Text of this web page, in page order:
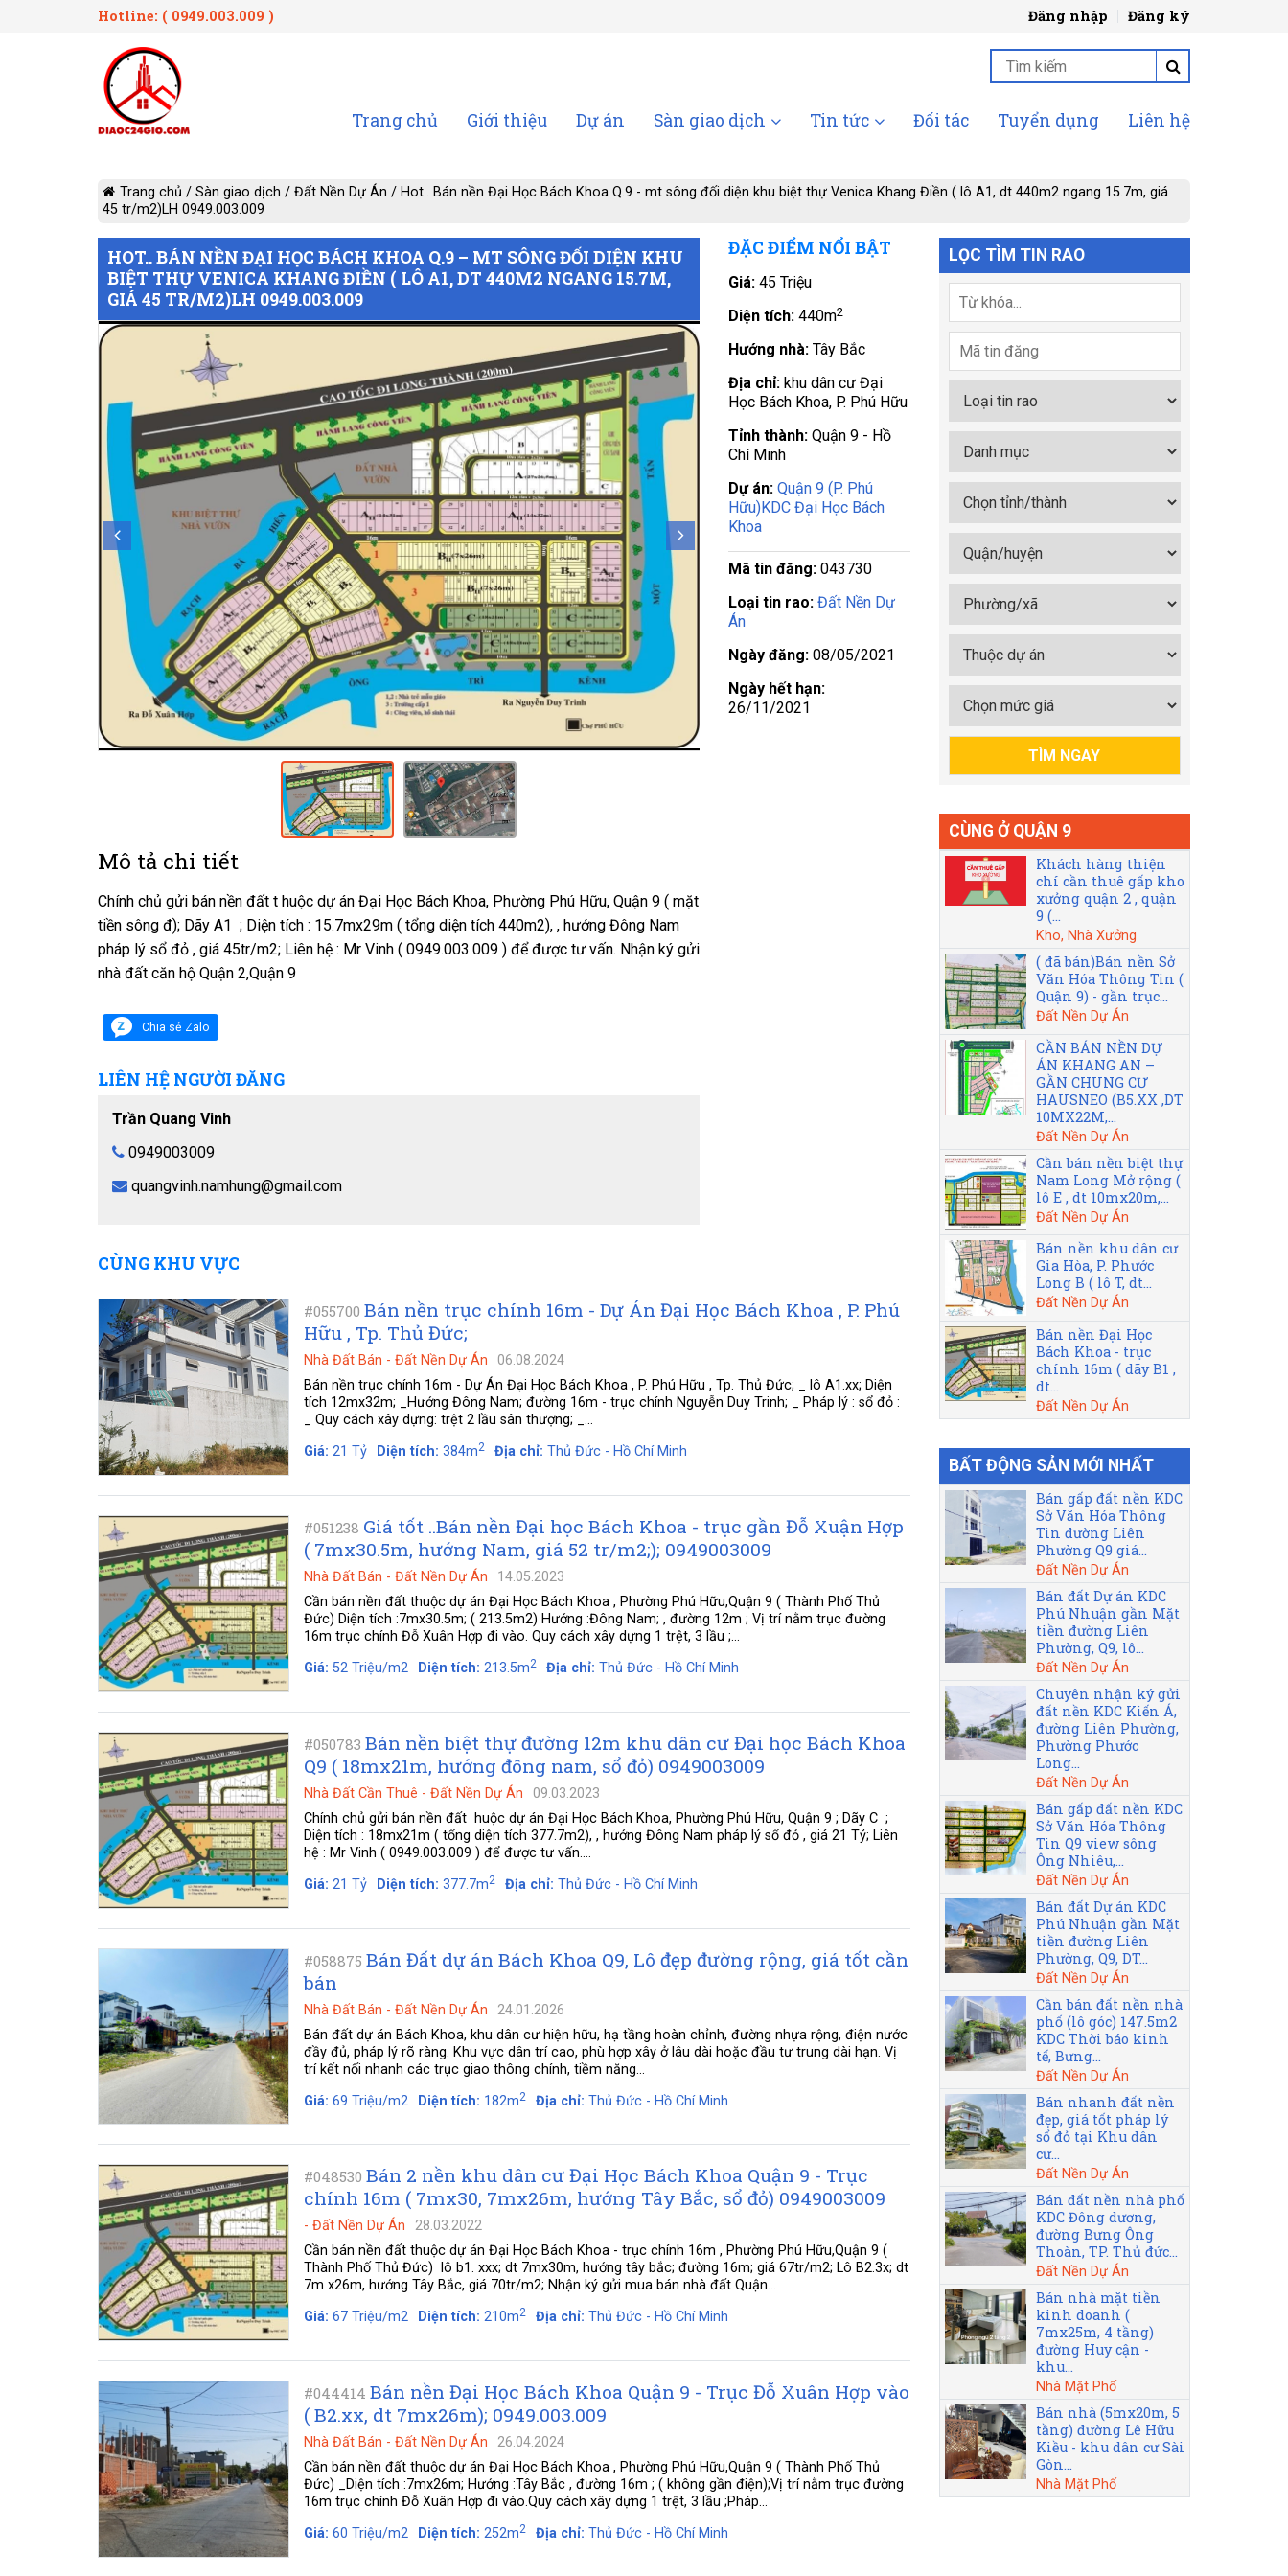
Hotline: ( 0949.003.009 ) Đăng nhập Đăng ký
Trang chủ Giới thiệu Dự án Sàn giao dịch Tin tức Đối tác Tuyển dụng Liên hệ
Trang chủ / Sàn giao dịch / Đất Nền Dự Án / Hot.. Bán nền Đại Học Bách Khoa Q.9 - mt sông đối diện khu biệt thự Venica Khang Điền ( lô A1, dt 440m2 ngang 15.7m, giá
45 tr/m2)LH 0949.003.009
HOT.. BÁN NỀN ĐẠI HỌC BÁCH KHOA Q.9 – MT SÔNG ĐỐI DIỆN KHU
BIỆT THỰ VENICA KHANG ĐIỀN ( LÔ A1, DT 440M2 NGANG 15.7M,
GIÁ 45 TR/M2)LH 0949.003.009
Mô tả chi tiết
Chính chủ gửi bán nền đất t huộc dự án Đại Học Bách Khoa, Phường Phú Hữu, Quận 9 ( mặt
tiền sông đ); Dãy A1 ; Diện tích : 15.7mx29m ( tổng diện tích 440m2), , hướng Đông Nam
pháp lý sổ đỏ , giá 45tr/m2; Liên hệ : Mr Vinh ( 0949.003.009 ) để được tư vấn. Nhận ký gửi
nhà đất căn hộ Quận 2,Quận 9
Chia sẻ Zalo
LIÊN HỆ NGƯỜI ĐĂNG
Trần Quang Vinh
0949003009
quangvinh.namhung@gmail.com
ĐẶC ĐIỂM NỔI BẬT
Giá:45 Triệu
Diện tích:440m2
Hướng nhà:Tây Bắc
Địa chỉ: khu dân cư Đại
Học Bách Khoa, P. Phú Hữu
Tỉnh thành:Quận 9 - Hồ
Chí Minh
Dự án:Quận 9 (P. Phú
Hữu)KDC Đại Học Bách
Khoa
Mã tin đăng:043730
Loại tin rao:Đất Nền Dự
Án
Ngày đăng:08/05/2021
Ngày hết hạn:
26/11/2021
CÙNG KHU VỰC
#055700 Bán nền trục chính 16m - Dự Án Đại Học Bách Khoa , P. Phú
Hữu , Tp. Thủ Đức;
Nhà Đất Bán - Đất Nền Dự Án
06.08.2024
Bán nền trục chính 16m - Dự Án Đại Học Bách Khoa , P. Phú Hữu , Tp. Thủ Đức; _ lô A1.xx; Diện
tích 12mx32m; _Hướng Đông Nam; đường 16m - trục chính Nguyễn Duy Trinh; _ Pháp lý : sổ đỏ :
_ Quy cách xây dựng: trệt 2 lầu sân thượng; _...
Giá: 21 Tỷ Diện tích: 384m2 Địa chỉ: Thủ Đức - Hồ Chí Minh
#051238 Giá tốt ..Bán nền Đại học Bách Khoa - trục gần Đỗ Xuận Hợp
( 7mx30.5m, hướng Nam, giá 52 tr/m2;); 0949003009
Nhà Đất Bán - Đất Nền Dự Án
14.05.2023
Cần bán nền đất thuộc dự án Đại Học Bách Khoa , Phường Phú Hữu,Quận 9 ( Thành Phố Thủ
Đức) Diện tích :7mx30.5m; ( 213.5m2) Hướng :Đông Nam; , đường 12m ; Vị trí nằm trục đường
16m trục chính Đỗ Xuân Hợp đi vào. Quy cách xây dựng 1 trệt, 3 lầu ;...
Giá: 52 Triệu/m2 Diện tích: 213.5m2 Địa chỉ: Thủ Đức - Hồ Chí Minh
#050783 Bán nền biệt thự đường 12m khu dân cư Đại học Bách Khoa
Q9 ( 18mx21m, hướng đông nam, sổ đỏ) 0949003009
Nhà Đất Cần Thuê - Đất Nền Dự Án
09.03.2023
Chính chủ gửi bán nền đất huộc dự án Đại Học Bách Khoa, Phường Phú Hữu, Quận 9 ; Dãy C ;
Diện tích : 18mx21m ( tổng diện tích 377.7m2), , hướng Đông Nam pháp lý sổ đỏ , giá 21 Tỷ; Liên
hệ : Mr Vinh ( 0949.003.009 ) để được tư vấn....
Giá: 21 Tỷ Diện tích: 377.7m2 Địa chỉ: Thủ Đức - Hồ Chí Minh
#058875 Bán Đất dự án Bách Khoa Q9, Lô đẹp đường rộng, giá tốt cần
bán
Nhà Đất Bán - Đất Nền Dự Án
24.01.2026
Bán đất dự án Bách Khoa, khu dân cư hiện hữu, hạ tầng hoàn chỉnh, đường nhựa rộng, điện nước
đầy đủ, pháp lý rõ ràng. Khu vực dân trí cao, phù hợp xây ở lâu dài hoặc đầu tư trung dài hạn. Vị
trí kết nối nhanh các trục giao thông chính, tiềm năng...
Giá: 69 Triệu/m2 Diện tích: 182m2 Địa chỉ: Thủ Đức - Hồ Chí Minh
#048530 Bán 2 nền khu dân cư Đại Học Bách Khoa Quận 9 - Trục
chính 16m ( 7mx30, 7mx26m, hướng Tây Bắc, sổ đỏ) 0949003009
- Đất Nền Dự Án
28.03.2022
Cần bán nền đất thuộc dự án Đại Học Bách Khoa - trục chính 16m , Phường Phú Hữu,Quận 9 (
Thành Phố Thủ Đức) lô b1. xxx; dt 7mx30m, hướng tây bắc; đường 16m; giá 67tr/m2; Lô B2.3x; dt
7m x26m, hướng Tây Bắc, giá 70tr/m2; Nhận ký gửi mua bán nhà đất Quận...
Giá: 67 Triệu/m2 Diện tích: 210m2 Địa chỉ: Thủ Đức - Hồ Chí Minh
#044414 Bán nền Đại Học Bách Khoa Quận 9 - Trục Đỗ Xuân Hợp vào
( B2.xx, dt 7mx26m); 0949.003.009
Nhà Đất Bán - Đất Nền Dự Án
26.04.2024
Cần bán nền đất thuộc dự án Đại Học Bách Khoa , Phường Phú Hữu,Quận 9 ( Thành Phố Thủ
Đức) _Diện tích :7mx26m; Hướng :Tây Bắc , đường 16m ; ( không gần điện);Vị trí nằm trục đường
16m trục chính Đỗ Xuân Hợp đi vào.Quy cách xây dựng 1 trệt, 3 lầu ;Pháp...
Giá: 60 Triệu/m2 Diện tích: 252m2 Địa chỉ: Thủ Đức - Hồ Chí Minh
LỌC TÌM TIN RAO
CÙNG Ở QUẬN 9
Khách hàng thiện
chí cần thuê gấp kho
xưởng quận 2 , quận
9 (...
Kho, Nhà Xưởng
( đã bán)Bán nền Sở
Văn Hóa Thông Tin (
Quận 9) - gần trục...
Đất Nền Dự Án
CẦN BÁN NỀN DỰ
ÁN KHANG AN –
GẦN CHUNG CƯ
HAUSNEO (B5.XX ,DT
10MX22M,...
Đất Nền Dự Án
Cần bán nền biệt thự
Nam Long Mở rộng (
lô E , dt 10mx20m,...
Đất Nền Dự Án
Bán nền khu dân cư
Gia Hòa, P. Phước
Long B ( lô T, dt...
Đất Nền Dự Án
Bán nền Đại Học
Bách Khoa - trục
chính 16m ( dãy B1 ,
dt...
Đất Nền Dự Án
BẤT ĐỘNG SẢN MỚI NHẤT
Bán gấp đất nền KDC
Sở Văn Hóa Thông
Tin đường Liên
Phường Q9 giá...
Đất Nền Dự Án
Bán đất Dự án KDC
Phú Nhuận gần Mặt
tiền đường Liên
Phường, Q9, lô...
Đất Nền Dự Án
Chuyên nhận ký gửi
đất nền KDC Kiến Á,
đường Liên Phường,
Phường Phước
Long...
Đất Nền Dự Án
Bán gấp đất nền KDC
Sở Văn Hóa Thông
Tin Q9 view sông
Ông Nhiêu,...
Đất Nền Dự Án
Bán đất Dự án KDC
Phú Nhuận gần Mặt
tiền đường Liên
Phường, Q9, DT...
Đất Nền Dự Án
Cần bán đất nền nhà
phố (lô góc) 147.5m2
KDC Thời báo kinh
tế, Bưng...
Đất Nền Dự Án
Bán nhanh đất nền
đẹp, giá tốt pháp lý
sổ đỏ tại Khu dân
cư...
Đất Nền Dự Án
Bán đất nền nhà phố
KDC Đông dương,
đường Bưng Ông
Thoàn, TP. Thủ đức...
Đất Nền Dự Án
Bán nhà mặt tiền
kinh doanh (
7mx25m, 4 tầng)
đường Huy cận -
khu...
Nhà Mặt Phố
Bán nhà (5mx20m, 5
tầng) đường Lê Hữu
Kiều - khu dân cư Sài
Gòn...
Nhà Mặt Phố